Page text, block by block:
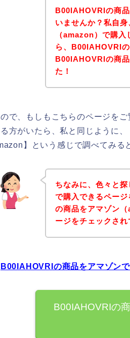
B00IAHOVRIの商
いませんか？私自
（amazon）で購
ら、B00IAHOVRI
B00IAHOVRIの商
た！
で、もしもこちらのページを
方がいたら、私と同じよう
】という感じで調べてみる
ちなみに、色々と
で購入できるペー
の商品をアマゾン
ージをチェックさ
B00IAHOVRIの商品をアマゾン
B00IAHOVRIの